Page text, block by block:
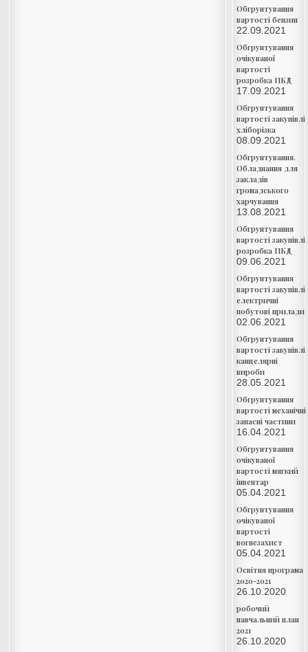
Обгрунтування
вартості бензин
22.09.2021
Обгрунтування
очікуваної
вартості
розробка ПКД
17.09.2021
Обгрунтування
вартості закупівлі
хліборізка
08.09.2021
Обгрунтування.
Обладнання для
закладів
громадського
харчування
13.08.2021
Обгрунтування
вартості закупівлі
розробка ПКД
09.06.2021
Обгрунтування
вартості закупівлі
електричні
побутові прилади
02.06.2021
Обгрунтування
вартості закупівлі
канцелярні
вироби
28.05.2021
Обгрунтування
вартості механічні
запасні частини
16.04.2021
Обгрунтування
очікуваної
вартості мягкий
інвентар
05.04.2021
Обгрунтування
очікуваної
вартості
вогнезахист
05.04.2021
Освітня програма
2020-2021
26.10.2020
робочий
навчальний план
2021
26.10.2020